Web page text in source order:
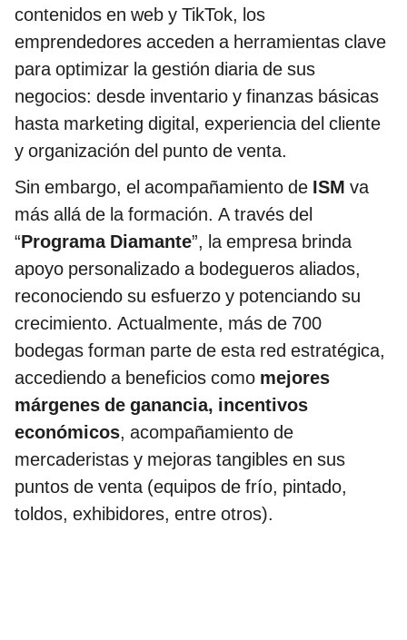
contenidos en web y TikTok, los
emprendedores acceden a herramientas clave
para optimizar la gestión diaria de sus
negocios: desde inventario y finanzas básicas
hasta marketing digital, experiencia del cliente
y organización del punto de venta.
Sin embargo, el acompañamiento de ISM va
más allá de la formación. A través del
“Programa Diamante”, la empresa brinda
apoyo personalizado a bodegueros aliados,
reconociendo su esfuerzo y potenciando su
crecimiento. Actualmente, más de 700
bodegas forman parte de esta red estratégica,
accediendo a beneficios como mejores
márgenes de ganancia, incentivos
económicos, acompañamiento de
mercaderistas y mejoras tangibles en sus
puntos de venta (equipos de frío, pintado,
toldos, exhibidores, entre otros).